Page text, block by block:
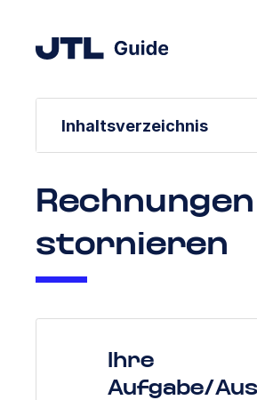
Inhaltsverzeichnis
Rechnungen
stornieren
Ihre
Aufgabe/